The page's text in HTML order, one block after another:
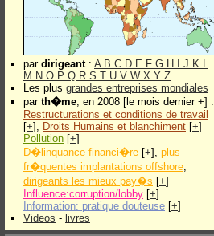
par dirigeant: A B C D E F G H J K L
M N O P Q R S T U V W X Y Z
Les plus grandes entreprises mondiales
par th�me, en 2008 [le mois dernier +] :
Restructurations et conditions de travail
[+], Droits Humains et blanchiment [+]
Pollution [+]
D�linquance financi�re [+], plus
fr�quentes implantations offshore,
dirigeants les mieux pay�s [+]
Influence:corruption/lobby [+]
Information: pratique douteuse [+]
Videos - livres